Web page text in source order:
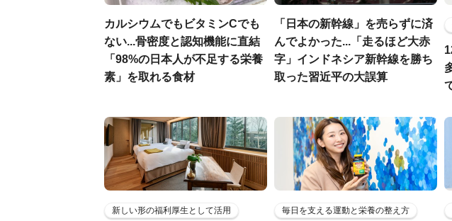
カルシウムでもビタミンCでも
ない...骨密度と認知機能に直結
「98%の日本人が不足する栄養
素」を取れる食材
「日本の新幹線」を売らずに済
んでよかった...「走るほど大赤
字」インドネシア新幹線を勝ち
取った習近平の大誤算
新しい形の福利厚生として活用 毎日を支える運動と栄養の整え方